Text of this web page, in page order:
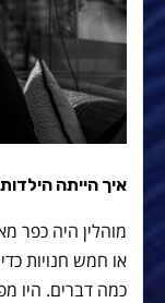
איך הייתה
מוהלין היה כפר
או חמש חנויות
כמה דברים. היו